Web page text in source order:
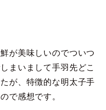
が美味しいのでついつ
まいまして手羽先どこ
が、特徴的な明太子手
で感想です。